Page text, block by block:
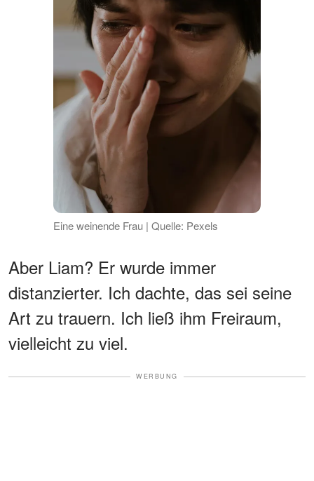
Eine weinende Frau | Quelle: Pexels
Aber Liam? Er wurde immer
distanzierter. Ich dachte, das sei seine
Art zu trauern. Ich ließ ihm Freiraum,
vielleicht zu viel.
WERBUNG